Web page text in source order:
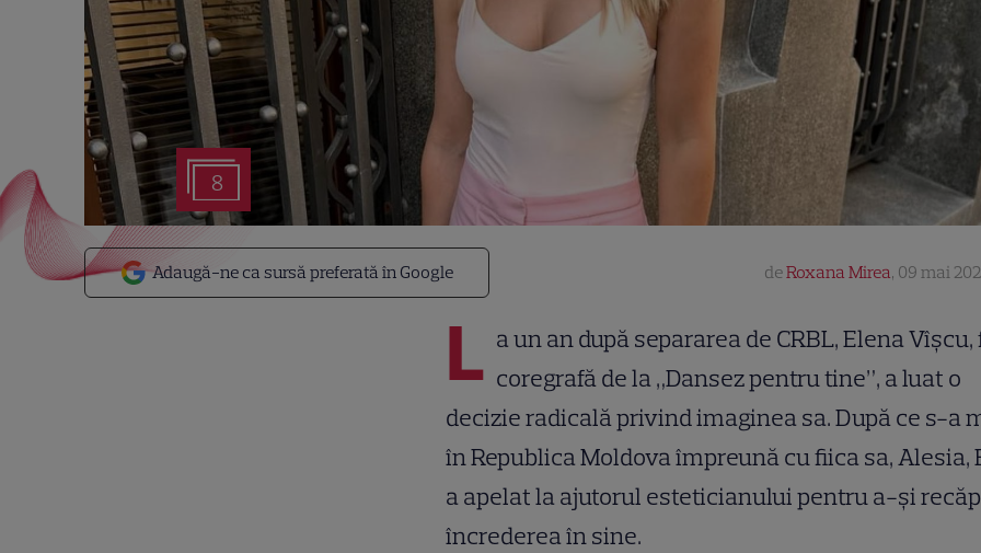
8
Adaugă-ne ca sursă preferată în Google deRoxana Mirea, 09 mai
L a un an după separarea de CRBL, Elena
coregrafă de la „Dansez pentru tine”, a luat o
decizie radicală privind imaginea sa. După ce s-a
în Republica Moldova împreună cu fiica sa, Alesia,
a apelat la ajutorul esteticianului pentru a-și
încrederea în sine.